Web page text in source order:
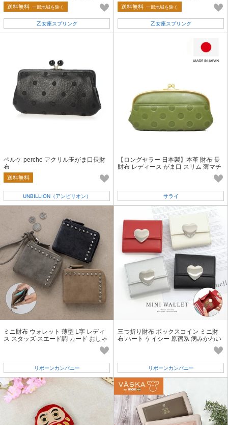
送料無料 一部地域を除く
乙女座スプリング
送料無料 一部地域を除く
乙女座スプリング
ペルケ perche アクリル玉がま口長財
布
送料無料
UNBILLION（アンビリオン）
【ロングセラー 日本製】本革 財布 長
財布 レディース がま口 スリム 薄マチ
サライ
ミニ財布 ウォレット 薄型 L字 レディ
ス スタッズ スエード調 カード おしゃ
リボーンカンパニー
三つ折り財布 ボックスコイン ミニ財
布 ハート ケイシー 原宿系 病みかわい
リボーンカンパニー